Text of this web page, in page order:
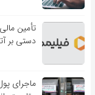
تأمین
دستی بر
ماجرای